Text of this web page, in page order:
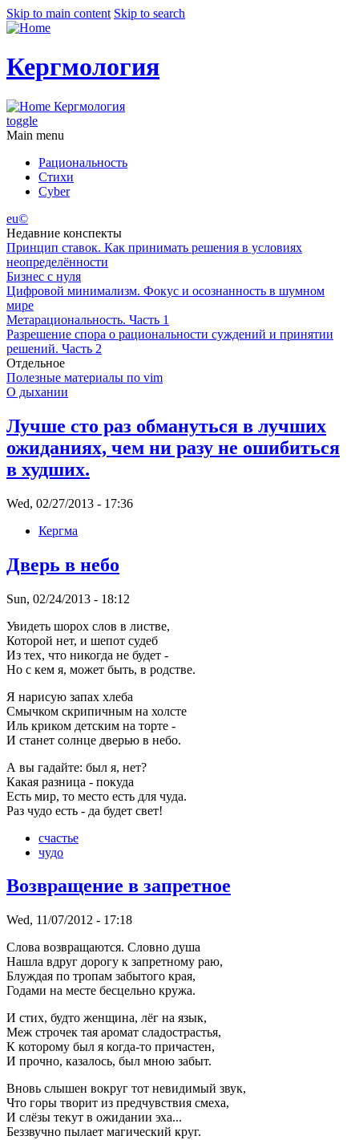
Skip to main content Skip to search
Кергмология
Кергмология
toggle
Main menu
Рациональность
Стихи
Cyber
eu©
Недавние конспекты
Принцип ставок. Как принимать решения в условиях
неопределённости
Бизнес с нуля
Цифровой минимализм. Фокус и осознанность в шумном
мире
Метарациональность. Часть 1
Разрешение спора о рациональности суждений и принятии
решений. Часть 2
Отдельное
Полезные материалы по vim
О дыхании
Лучше сто раз обмануться в лучших
ожиданиях, чем ни разу не ошибиться
в худших.
Wed, 02/27/2013 - 17:36
Кергма
Дверь в небо
Sun, 02/24/2013 - 18:12
Увидеть шорох слов в листве,
Которой нет, и шепот судеб
Из тех, что никогда не будет -
Но с кем я, может быть, в родстве.
Я нарисую запах хлеба
Смычком скрипичным на холсте
Иль криком детским на торте -
И станет солнце дверью в небо.
А вы гадайте: был я, нет?
Какая разница - покуда
Есть мир, то место есть для чуда.
Раз чудо есть - да будет свет!
счастье
чудо
Возвращение в запретное
Wed, 11/07/2012 - 17:18
Слова возвращаются. Словно душа
Нашла вдруг дорогу к запретному раю,
Блуждая по тропам забытого края,
Годами на месте бесцельно кружа.
И стих, будто женщина, лёг на язык,
Меж строчек тая аромат сладострастья,
К которому был я когда-то причастен,
И прочно, казалось, был мною забыт.
Вновь слышен вокруг тот невидимый звук,
Что горы творит из предчувствия смеха,
И слёзы текут в ожидании эха...
Беззвучно пылает магический круг.